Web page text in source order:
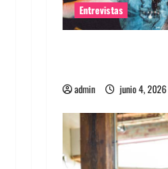
Entrevistas
admin junio 4, 2026